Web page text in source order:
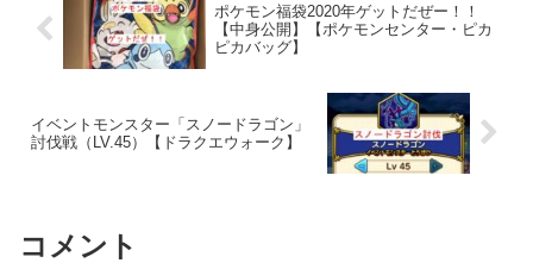
ポケモン福袋2020年ゲットだぜー！！
【中身公開】【ポケモンセンター・ピカ
ピカバッグ】
イベントモンスター「スノードラゴン」
討伐戦（LV.45）【ドラクエウォーク】
コメント